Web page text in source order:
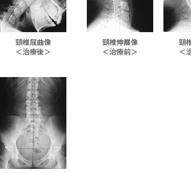
頸椎屈曲像
＜治療後＞
頸椎伸展像
＜治療前＞
頸
＜